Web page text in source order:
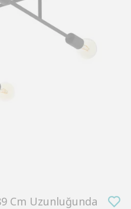
Cm Uzunluğunda